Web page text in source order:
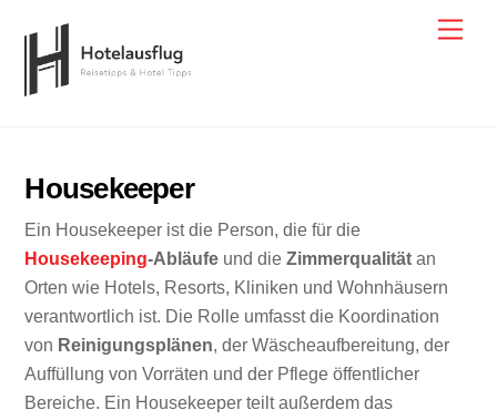
content
Housekeeper
Ein Housekeeper ist die Person, die für die
Housekeeping-Abläufe und dieZimmerqualität an
Orten wie Hotels, Resorts, Kliniken und Wohnhäusern
verantwortlich ist. Die Rolle umfasst die Koordination
von Reinigungsplänen, der Wäscheaufbereitung, der
Auffüllung von Vorräten und der Pflege öffentlicher
Bereiche. Ein Housekeeper teilt außerdem das